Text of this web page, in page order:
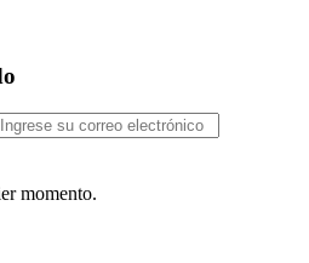
momento.